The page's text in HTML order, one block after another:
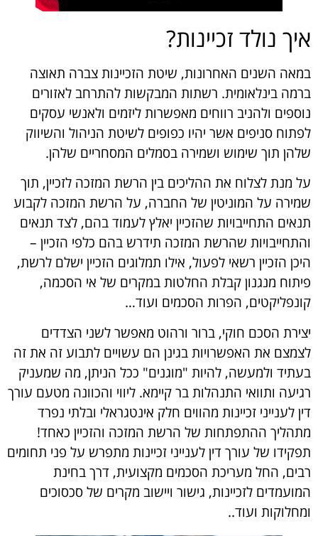
איך נולד זכיינות?
במאה השנים האחרונות, שיטת הזכיינות צברה תאוצה
ברמה בינלאומית. רשתות המבקשות להתרחב לאזורים
נוספים ולהניב רווחים מאפשרות ליזמים ולאנשי עסקים
לפתוח סניפים אשר יהיו כפופים לשיטת הניהול והשיווק
שלהן תוך שימוש ושמירה בסמלים המסחריים שלהן.
על מנת לצלוח את ההליכים בין הרשת המזכה לזכיין, תוך
שמירה על המוניטין של החברה, על הרשת המזכה לקבוע
תנאים התחייבויות שהזכיין יאלץ לעמוד בהם, לצד תנאים
והתחייבויות שהרשת המזכה תידרש בהם כלפי הזכיין –
היכן הזכיין רשאי לפעול, אילו תמלוגים הזכיין ישלם לרשת,
פיתוח מנגנון קבלת החלטות במקרים של אי הסכמה,
קונפליקטים, הפרות הסכמים ועוד…
יצירת הסכם חוקי, ברור ורהוט מאפשר לשני הצדדים
לצמצם את האפשרויות בגינן הם עשויים לתבוע זה את זה
בעתיד ולמעשה, להיות "מוגנים" ככל הניתן, מה שמעניק
רגיעה ותוואי התנהלות בר קיימא. ליווי והכוונה מטעם עורך
דין לענייני זכיינות מהווים חלק אינטגראלי ובלתי נפרד
מתהליך ההתפתחות של הרשת המזכה והזכיין כאחד!
תפקידו של עורך דין לענייני זכיינות מתפרש על פני תחומים
רבים, החל מעריכת הסכמים מקצועית, דרך בחינת
המועמדים לזכיינות, גישור ויישוב מקרים של סכסוכים
ומחלוקות ועוד..